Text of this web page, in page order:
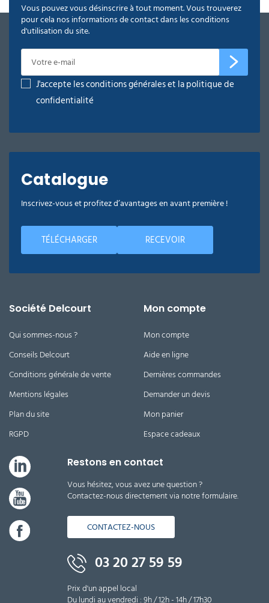
Vous pouvez vous désinscrire à tout moment. Vous trouverez
pour cela nos informations de contact dans les conditions
d'utilisation du site.
J'accepte les conditions générales et la politique de
confidentialité
Catalogue
Inscrivez-vous et profitez d’avantages en avant première !
TÉLÉCHARGER RECEVOIR
Société Delcourt
Qui sommes-nous ?
Conseils Delcourt
Conditions générale de vente
Mentions légales
Plan du site
RGPD
Mon compte
Mon compte
Aide en ligne
Dernières commandes
Demander un devis
Mon panier
Espace cadeaux
Restons en contact
Vous hésitez, vous avez une question ?
Contactez-nous directement via notre formulaire.
CONTACTEZ-NOUS
03 20 27 59 59
Prix d'un appel local
Du lundi au vendredi : 9h / 12h - 14h / 17h30